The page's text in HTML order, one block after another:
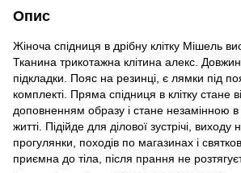
Опис
Жіноча спідниця в дрібну клітку Мішель
Тканина трикотажна клітина алекс.
підкладки. Пояс на резинці, є лямки під
комплекті. Пряма спідниця в клітку стане
доповненням образу і стане незамінною
житті. Підійде для ділової зустрічі,
прогулянки, походів по магазинах і
приємна до тіла, після прання не